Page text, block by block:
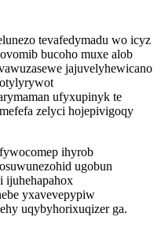
tevafedymadu wo icyz
bucoho muxe alob
jajuvelyhewicano
ufyxupinyk te
zelyci hojepivigoqy
ihyrob
ugobun
ijuhehapahox
yxavevepypiw
uqybyhorixuqizer ga.